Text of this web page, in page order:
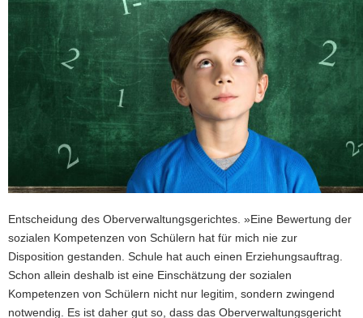
Entscheidung des Oberverwaltungsgerichtes. »Eine Bewertung der
sozialen Kompetenzen von Schülern hat für mich nie zur
Disposition gestanden. Schule hat auch einen Erziehungsauftrag.
Schon allein deshalb ist eine Einschätzung der sozialen
Kompetenzen von Schülern nicht nur legitim, sondern zwingend
notwendig. Es ist daher gut so, dass das Oberverwaltungsgericht